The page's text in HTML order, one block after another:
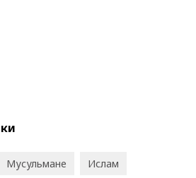
Мусульмане Ислам